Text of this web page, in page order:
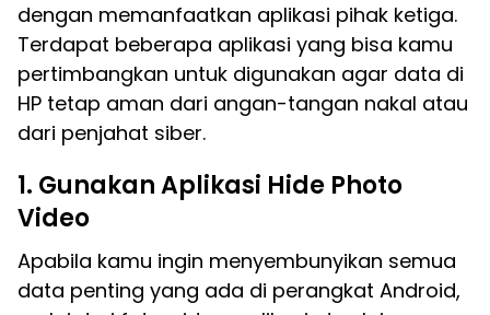
dengan memanfaatkan aplikasi pihak ketiga.
Terdapat beberapa aplikasi yang bisa kamu
pertimbangkan untuk digunakan agar data di
HP tetap aman dari angan-tangan nakal atau
dari penjahat siber.
1. Gunakan Aplikasi Hide Photo
Video
Apabila kamu ingin menyembunyikan semua
data penting yang ada di perangkat Android,